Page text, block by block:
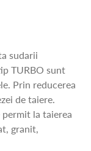
sudarii
TURBO sunt
Prin reducerea
de taiere.
la taierea
granit,